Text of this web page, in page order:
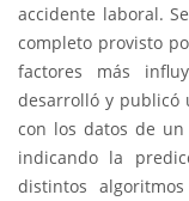
accidente laboral.
completo provisto
factores más
desarrolló y publicó
con los datos de un
indicando la
distintos